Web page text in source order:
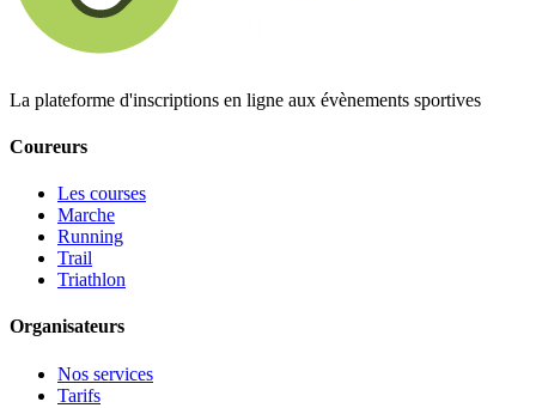
La plateforme d'inscriptions en ligne aux évènements sportives
Coureurs
Les courses
Marche
Running
Trail
Triathlon
Organisateurs
Nos services
Tarifs